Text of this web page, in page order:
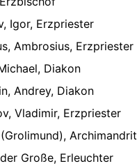
Igor, Erzpriester
Ambrosius, Erzpriester
Diakon
Andrey, Diakon
Vladimir, Erzpriester
Archimandrit
Große, Erleuchter